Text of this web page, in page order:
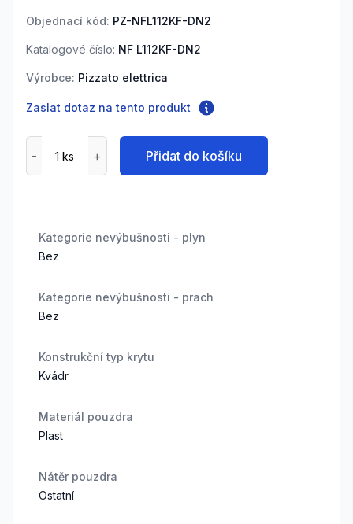
Objednací kód: PZ-NFL112KF-DN2
Katalogové číslo: NF L112KF-DN2
Výrobce: Pizzato elettrica
Zaslat dotaz na tento produkt
Přidat do košíku
Kategorie nevýbušnosti - plyn
Bez
Kategorie nevýbušnosti - prach
Bez
Konstrukční typ krytu
Kvádr
Materiál pouzdra
Plast
Nátěr pouzdra
Ostatní